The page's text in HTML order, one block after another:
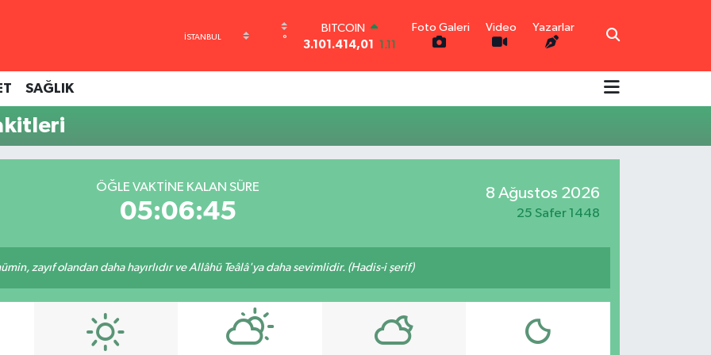
°
BITCOIN
3.101.414,01
1.11
64,4811 0.38
GRAM ALTIN
Foto Galeri Video Yazarlar
SAĞLIK
ÖĞLE VAKTINE KALAN SÜRE
05:06:45
8 Ağustos 2026
25 Safer 1448
zayıf olandan daha hayırlıdır ve Allâhü Teâlâ'ya daha sevimlidir. (Hadis-i şerif)